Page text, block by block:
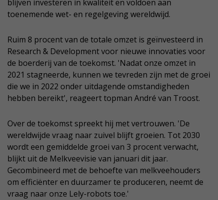
blijven investeren in kwaliteit en voldoen aan
toenemende wet- en regelgeving wereldwijd.
Ruim 8 procent van de totale omzet is geïnvesteerd in
Research & Development voor nieuwe innovaties voor
de boerderij van de toekomst. 'Nadat onze omzet in
2021 stagneerde, kunnen we tevreden zijn met de groei
die we in 2022 onder uitdagende omstandigheden
hebben bereikt', reageert topman André van Troost.
Over de toekomst spreekt hij met vertrouwen. 'De
wereldwijde vraag naar zuivel blijft groeien. Tot 2030
wordt een gemiddelde groei van 3 procent verwacht,
blijkt uit de Melkveevisie van januari dit jaar.
Gecombineerd met de behoefte van melkveehouders
om efficiënter en duurzamer te produceren, neemt de
vraag naar onze Lely-robots toe.'